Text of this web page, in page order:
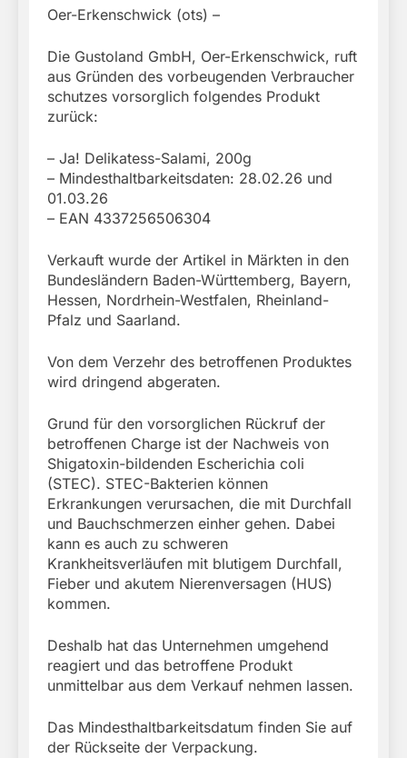
Oer-Erkenschwick (ots) –
Die Gustoland GmbH, Oer-Erkenschwick, ruft
aus Gründen des vorbeugenden Verbraucher
schutzes vorsorglich folgendes Produkt
zurück:
– Ja! Delikatess-Salami, 200g
– Mindesthaltbarkeitsdaten: 28.02.26 und
01.03.26
– EAN 4337256506304
Verkauft wurde der Artikel in Märkten in den
Bundesländern Baden-Württemberg, Bayern,
Hessen, Nordrhein-Westfalen, Rheinland-
Pfalz und Saarland.
Von dem Verzehr des betroffenen Produktes
wird dringend abgeraten.
Grund für den vorsorglichen Rückruf der
betroffenen Charge ist der Nachweis von
Shigatoxin-bildenden Escherichia coli
(STEC). STEC-Bakterien können
Erkrankungen verursachen, die mit Durchfall
und Bauchschmerzen einher gehen. Dabei
kann es auch zu schweren
Krankheitsverläufen mit blutigem Durchfall,
Fieber und akutem Nierenversagen (HUS)
kommen.
Deshalb hat das Unternehmen umgehend
reagiert und das betroffene Produkt
unmittelbar aus dem Verkauf nehmen lassen.
Das Mindesthaltbarkeitsdatum finden Sie auf
der Rückseite der Verpackung.